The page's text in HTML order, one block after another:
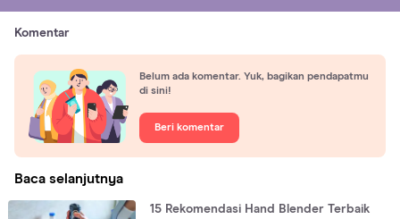
Komentar
Belum ada komentar. Yuk, bagikan pendapatmu
di sini!
Beri komentar
Baca selanjutnya
15 Rekomendasi Hand Blender Terbaik